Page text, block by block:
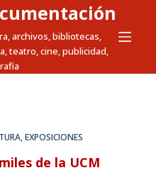
archivos, bibliotecas,
teatro, cine, publicidad,
,EXPOSICIONES
de la UCM